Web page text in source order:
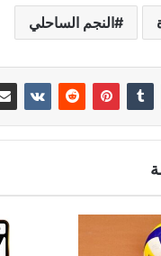
النجم الساحلي